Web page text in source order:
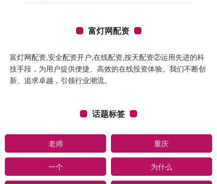
富灯网配资
富灯网配资,安全配资开户,在线配资,按天配资②运用先进的科
技手段，为用户提供便捷、高效的在线投资体验。我们不断创
新、追求卓越，引领行业潮流。
话题标签
老师 重庆
一个 为什么